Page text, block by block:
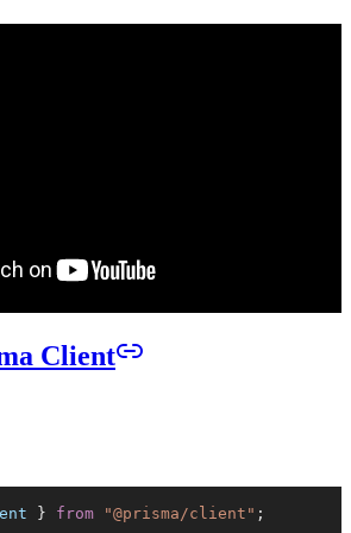
Client
} from "@prisma/client" ;